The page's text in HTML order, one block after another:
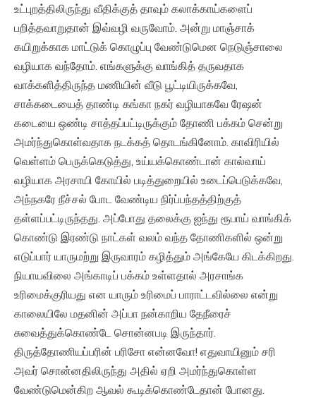
உட்புறத்திலிருந்து வீதிக்குத் தாவும் கலாக்காய்களைப்
பறித்தவாறுதான் இவ்வழி வருவோம். அன்று மாஞ்சாக்
கயிறுக்காக மாட்டுக் கொழுப்பு வேண்டுமென நெடுஞ்சாலை
வழியாக வந்தோம். எங்களுக்கு வாங்கித் தருவதாக
வாக்களித்திருந்த மணியின் வீடு பூட்டியிருக்கவே,
சாக்கடையைத் தாண்டி கங்கா நகர் வழியாகவே ரேஷன்
கடையை ஒண்டி சாத்தப்பட்டிருக்கும் தோணி பக்கம் சென்று
அமர்ந்துகொள்வதாக நடக்கத் தொடங்கினோம். காவிரியில்
வெள்ளம் பெருக்கெடுத்து, உய்யக்கொண்டான் கால்வாய்
வழியாக அரசாயி கோயில் படித்துறையில் உடைப்பெடுக்கவே,
அந்நகரே நீச்சல் போட வேண்டிய நிர்ப்பந்தத்திற்குத்
தள்ளப்பட்டிருந்தது. அப்போது தலைக்கு ஐந்து ரூபாய் வாங்கிக்
கொண்டு இரண்டு நாட்கள் வலம் வந்த தோணிகளில் ஒன்று
எடுப்பார் யாருமற்று இருவாரம் கழித்தும் அங்கேயே கிடக்கிறது.
நியாயவிலை அங்காடிப் பக்கம் உள்ளதால் அரசாங்க
உரிமைக்குரியது என யாரும் உரிமைப் பாராட்டவில்லை என்று
காலையிலே மதனின் அப்பா நன்காறிய தேநீரைச்
சுவைத்துக்கொண்டே சொன்னபடி இருந்தார்.
திருத்தோணியப்பரின் பரிசோ என்னவோ! எதுவாயினும் சரி
அவர் சொன்னதிலிருந்து அதில் ஏறி அமர்ந்துகொள்ள
வேண்டுமென்கிற ஆவல் கூடிக்கொண்டேதான் போனது.